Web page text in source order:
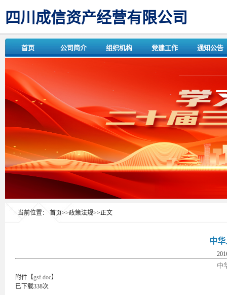
四川成信资产经营有限公司
首页 公司简介 组织机构 党建工作 通知公告
当前位置： 首页>>政策法规>>正文
中
中
附件【gsf.doc】
已下载338次